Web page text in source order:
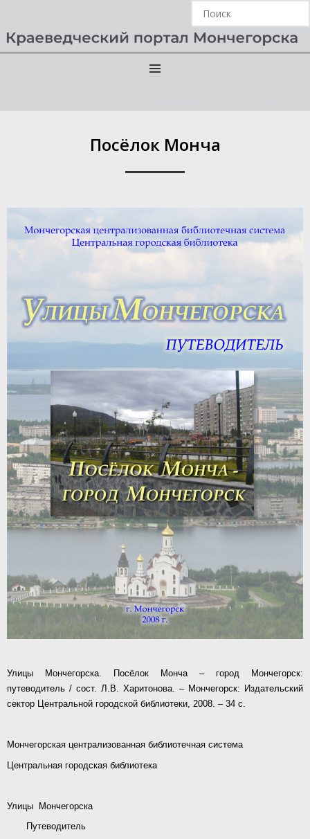
Посёлок Монча
Улицы Мончегорска. Посёлок Монча – город Мончегорск:
путеводитель / сост. Л.В. Харитонова. – Мончегорск: Издательский
сектор Центральной городской библиотеки, 2008. – 34 с.
Мончегорская централизованная библиотечная система
Центральная городская библиотека
Улицы Мончегорска
Путеводитель